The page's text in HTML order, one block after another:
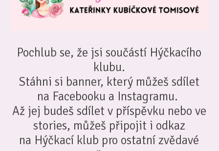
Pochlub se, že jsi součástí Hýčkacího
klubu.
Stáhni si banner, který můžeš sdílet
na Facebooku a Instagramu.
Až jej budeš sdílet v příspěvku nebo ve
stories, můžeš připojit i odkaz
na Hýčkací klub pro ostatní zvědavé